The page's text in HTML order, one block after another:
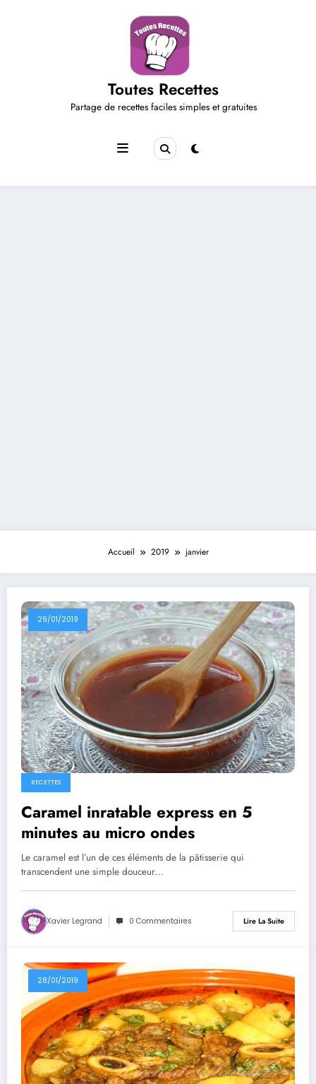
Toutes Recettes
Partage de recettes faciles simples et gratuites
Accueil 2019 janvier
29/01/2019
RECETTES
Caramel inratable express en 5
minutes au micro ondes
Le caramel est l’un de ces éléments de la pâtisserie qui
transcendent une simple douceur…
Xavier Legrand 0 Commentaires Lire La Suite
28/01/2019